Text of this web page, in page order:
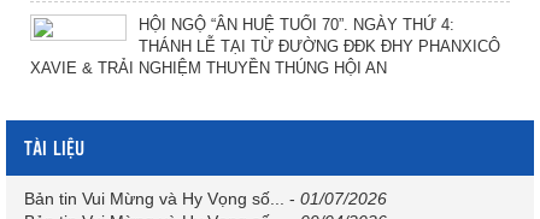
HỘI NGỘ “ÂN HUỆ TUỔI 70”. NGÀY THỨ 4:
THÁNH LỄ TẠI TỪ ĐƯỜNG ĐĐK ĐHY PHANXICÔ
XAVIE & TRẢI NGHIỆM THUYỀN THÚNG HỘI AN
TÀI LIỆU
Bản tin Vui Mừng và Hy Vọng số... - 01/07/2026